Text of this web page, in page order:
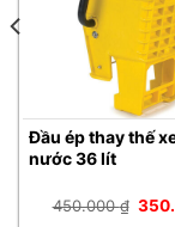
Đầu ép thay thế
nước 36 lít
450.000₫ Giá
gốc